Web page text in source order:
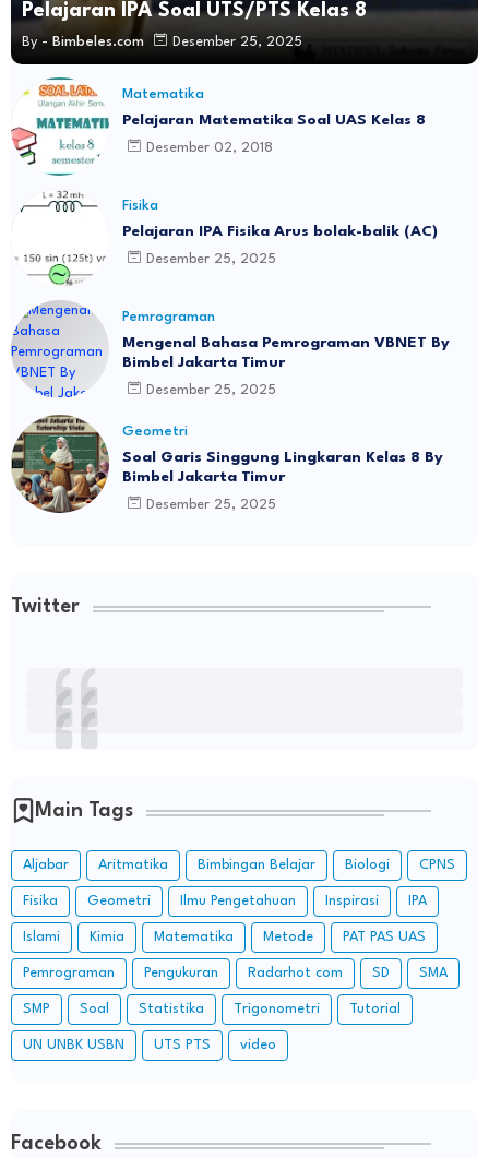
Pelajaran IPA Soal UTS/PTS Kelas 8
By - Bimbeles.com Desember 25, 2025
Matematika
Pelajaran Matematika Soal UAS Kelas 8
Desember 02, 2018
Fisika
Pelajaran IPA Fisika Arus bolak-balik (AC)
Desember 25, 2025
Pemrograman
Mengenal Bahasa Pemrograman VBNET By
Bimbel Jakarta Timur
Desember 25, 2025
Geometri
Soal Garis Singgung Lingkaran Kelas 8 By
Bimbel Jakarta Timur
Desember 25, 2025
Twitter
Main Tags
Aljabar Aritmatika Bimbingan Belajar Biologi CPNS
Fisika Geometri Ilmu Pengetahuan Inspirasi IPA
Islami Kimia Matematika Metode PAT PAS UAS
Pemrograman Pengukuran Radarhot com SD SMA
SMP Soal Statistika Trigonometri Tutorial
UN UNBK USBN UTS PTS video
Facebook